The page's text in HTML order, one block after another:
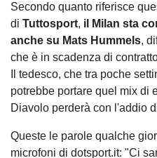
Secondo quanto riferisce
di Tuttosport, il Milan sta
anche su Mats Hummels,
che è in scadenza di
Il tedesco, che tra poche
potrebbe portare quel mix di
Diavolo perderà con l'addio
Queste le parole qualche
microfoni di dotsport.it: "Ci